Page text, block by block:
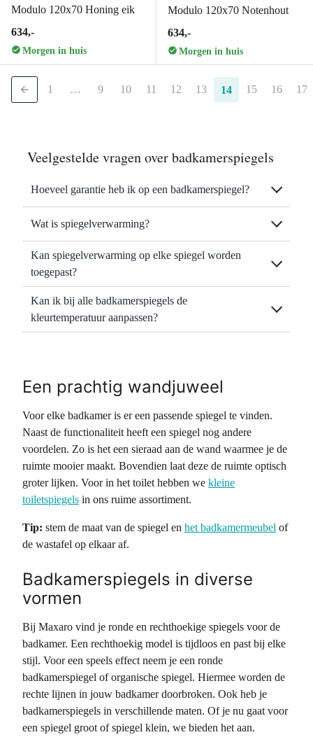
Modulo 120x70 Honing eik
634,-
Morgen in huis
Modulo 120x70 Notenhout
634,-
Morgen in huis
1 … 9 10 11 12 13 14 15 16 17
Veelgestelde vragen over badkamerspiegels
Hoeveel garantie heb ik op een badkamerspiegel?
Wat is spiegelverwarming?
Kan spiegelverwarming op elke spiegel worden
toegepast?
Kan ik bij alle badkamerspiegels de
kleurtemperatuur aanpassen?
Een prachtig wandjuweel
Voor elke badkamer is er een passende spiegel te vinden.
Naast de functionaliteit heeft een spiegel nog andere
voordelen. Zo is het een sieraad aan de wand waarmee je de
ruimte mooier maakt. Bovendien laat deze de ruimte optisch
groter lijken. Voor in het toilet hebben we kleine
toiletspiegels in ons ruime assortiment.
Tip: stem de maat van de spiegel en het badkamermeubel of
de wastafel op elkaar af.
Badkamerspiegels in diverse
vormen
Bij Maxaro vind je ronde en rechthoekige spiegels voor de
badkamer. Een rechthoekig model is tijdloos en past bij elke
stijl. Voor een speels effect neem je een ronde
badkamerspiegel of organische spiegel. Hiermee worden de
rechte lijnen in jouw badkamer doorbroken. Ook heb je
badkamerspiegels in verschillende maten. Of je nu gaat voor
een spiegel groot of spiegel klein, we bieden het aan.